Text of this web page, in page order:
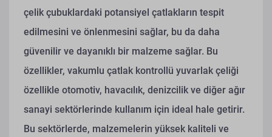
çelik çubuklardaki potansiyel çatlakların tespit
edilmesini ve önlenmesini sağlar, bu da daha
güvenilir ve dayanıklı bir malzeme sağlar. Bu
özellikler, vakumlu çatlak kontrollü yuvarlak çeliği
özellikle otomotiv, havacılık, denizcilik ve diğer ağır
sanayi sektörlerinde kullanım için ideal hale getirir.
Bu sektörlerde, malzemelerin yüksek kaliteli ve